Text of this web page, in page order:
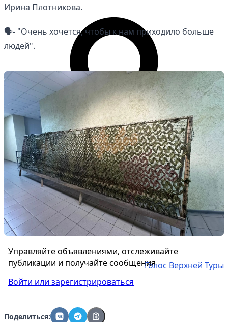
Личный кабинет
Управляйте объявлениями, отслеживайте
публикации и получайте сообщения
Войти или зарегистрироваться
Ирина Плотникова.
🗣- "Очень хочется, чтобы к нам приходило больше
людей".
Голос Верхней Туры
Поделиться: